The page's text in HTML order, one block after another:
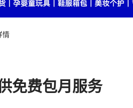
情
免费包月服务